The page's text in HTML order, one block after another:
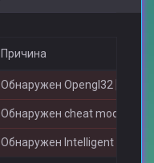
Причина
Обнаружен Opengl32 [#1]
Обнаружен cheat models
Обнаружен Intelligent Aim